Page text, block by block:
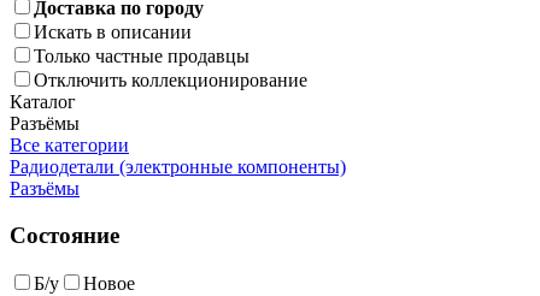
Доставка по городу
Искать в описании
Только частные продавцы
Отключить коллекционирование
Каталог
Разъёмы
Все категории
Радиодетали (электронные компоненты)
Разъёмы
Состояние
Б/у Новое